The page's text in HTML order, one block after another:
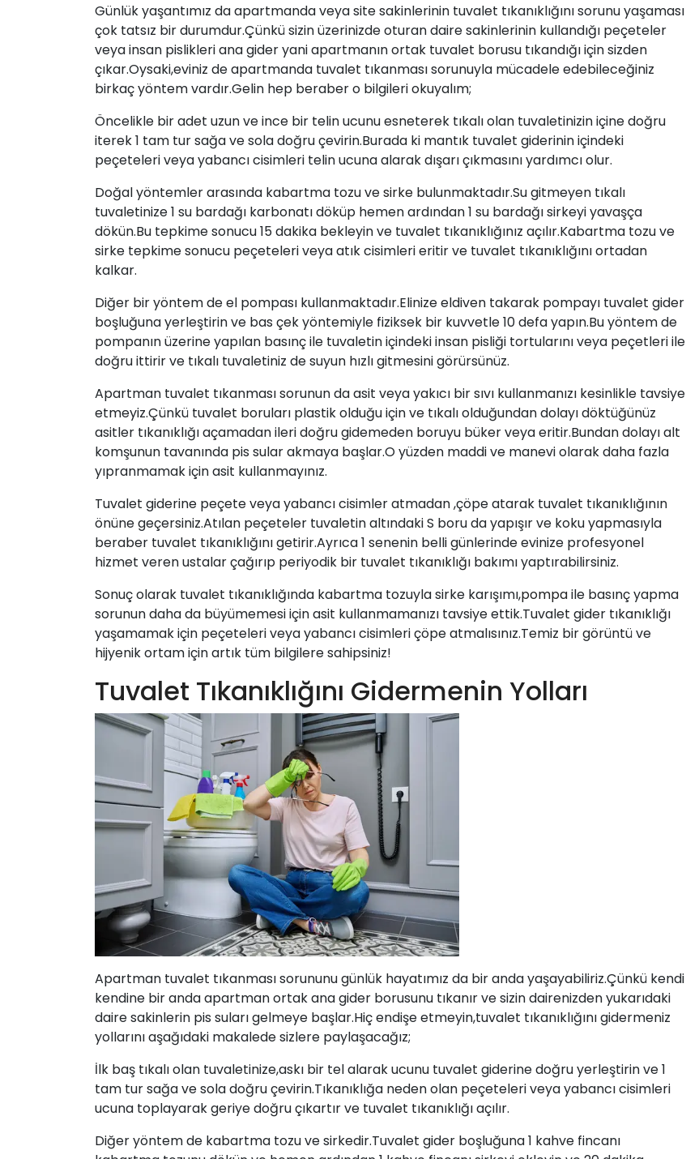
Günlük yaşantımız da apartmanda veya site sakinlerinin tuvalet tıkanıklığını sorunu yaşaması
çok tatsız bir durumdur.Çünkü sizin üzerinizde oturan daire sakinlerinin kullandığı peçeteler
veya insan pislikleri ana gider yani apartmanın ortak tuvalet borusu tıkandığı için sizden
çıkar.Oysaki,eviniz de apartmanda tuvalet tıkanması sorunuyla mücadele edebileceğiniz
birkaç yöntem vardır.Gelin hep beraber o bilgileri okuyalım;
Öncelikle bir adet uzun ve ince bir telin ucunu esneterek tıkalı olan tuvaletinizin içine doğru
iterek 1 tam tur sağa ve sola doğru çevirin.Burada ki mantık tuvalet giderinin içindeki
peçeteleri veya yabancı cisimleri telin ucuna alarak dışarı çıkmasını yardımcı olur.
Doğal yöntemler arasında kabartma tozu vesirke bulunmaktadır.Su gitmeyen tıkalı
tuvaletinize 1 su bardağı karbonatı döküp hemen ardından 1 su bardağı sirkeyi yavaşça
dökün.Bu tepkime sonucu 15 dakika bekleyin ve tuvalet tıkanıklığınız açılır.Kabartma tozu ve
sirke tepkime sonucu peçeteleri veya atık cisimleri eritir ve tuvalet tıkanıklığını ortadan
kalkar.
Diğer bir yöntem de el pompası kullanmaktadır.Elinize eldiven takarak pompayı tuvalet gider
boşluğuna yerleştirin ve bas çek yöntemiyle fiziksek bir kuvvetle 10 defa yapın.Bu yöntem de
pompanın üzerine yapılan basınç ile tuvaletin içindeki insan pisliği tortularını veya peçetleri ile
doğru ittirir ve tıkalı tuvaletiniz de suyun hızlı gitmesini görürsünüz.
Apartman tuvalet tıkanması sorunun da asit veya yakıcı bir sıvı kullanmanızı kesinlikle tavsiye
etmeyiz.Çünkü tuvalet boruları plastik olduğu için ve tıkalı olduğundan dolayı döktüğünüz
asitler tıkanıklığı açamadan ileri doğru gidemeden boruyu büker veya eritir.Bundan dolayı alt
komşunun tavanında pis sular akmaya başlar.O yüzden maddi ve manevi olarak daha fazla
yıpranmamak için asit kullanmayınız.
Tuvalet giderine peçete veya yabancı cisimler atmadan ,çöpe atarak tuvalet tıkanıklığının
önüne geçersiniz.Atılan peçeteler tuvaletin altındaki S boru da yapışır ve koku yapmasıyla
beraber tuvalet tıkanıklığını getirir.Ayrıca 1 senenin belli günlerinde evinize profesyonel
hizmet veren ustalar çağırıp periyodik bir tuvalet tıkanıklığı bakımı yaptırabilirsiniz.
Sonuç olarak tuvalet tıkanıklığında kabartma tozuyla sirke karışımı,pompaile basınç yapma
sorunun daha da büyümemesi için asit kullanmamanızı tavsiye ettik.Tuvalet gider tıkanıklığı
yaşamamak için peçeteleri veya yabancı cisimleri çöpe atmalısınız.Temiz bir görüntü ve
hijyenik ortam için artık tüm bilgilere sahipsiniz!
Tuvalet Tıkanıklığını Gidermenin Yolları
Apartman tuvalet tıkanması sorununu günlük hayatımız da bir anda yaşayabiliriz.Çünkü kendi
kendine bir anda apartman ortak ana gider borusunu tıkanır ve sizin dairenizden yukarıdaki
daire sakinlerin pis suları gelmeye başlar.Hiç endişe etmeyin,tuvalet tıkanıklığını gidermeniz
yollarını aşağıdaki makalede sizlere paylaşacağız;
İlk baş tıkalı olan tuvaletinize,askı bir tel alarak ucunu tuvalet giderine doğru yerleştirin ve 1
tam tur sağa ve sola doğru çevirin.Tıkanıklığa neden olan peçeteleri veya yabancı cisimleri
ucuna toplayarak geriye doğru çıkartır ve tuvalet tıkanıklığı açılır.
Diğer yöntem de kabartma tozu ve sirkedir.Tuvalet gider boşluğuna 1 kahve fincanı